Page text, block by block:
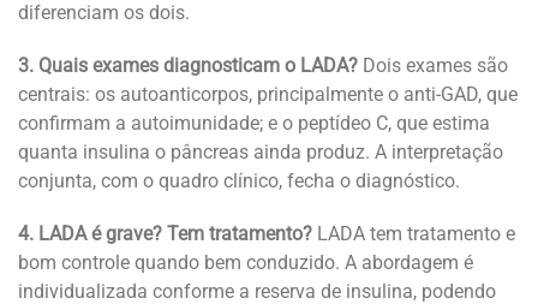
diferenciam os dois.
3. Quais exames diagnosticam o LADA? Dois exames são
centrais: os autoanticorpos, principalmente o anti-GAD, que
confirmam a autoimunidade; e o peptídeo C, que estima
quanta insulina o pâncreas ainda produz. A interpretação
conjunta, com o quadro clínico, fecha o diagnóstico.
4. LADA é grave? Tem tratamento? LADA tem tratamento e
bom controle quando bem conduzido. A abordagem é
individualizada conforme a reserva de insulina, podendo